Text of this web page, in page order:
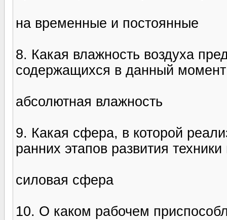
на временные и постоянные
8. Какая влажность воздуха
содержащихся в данный
абсолютная влажность
9. Какая сфера, в которой
ранних этапов развития
силовая сфера
10. О каком рабочем